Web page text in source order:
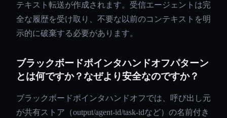
テキスト転送が作成されます。受信エージェントは完
全な履歴を受け取り、不要な以前のコンテキストを明
示的に破棄する必要があります。
ブラックボードポインタハンドオフパターン
とは何ですか？なぜより安全なのですか？
ブラックボードポインタハンドオフでは、呼び出し元
が共有ストア（output/agent-id/task-idなど）の名前付き